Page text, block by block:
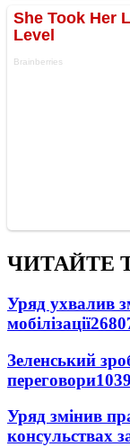
ЧИТАЙТЕ
Уряд ухвалив
мобілізації
Зеленський
переговори
Уряд змінив
консульствах